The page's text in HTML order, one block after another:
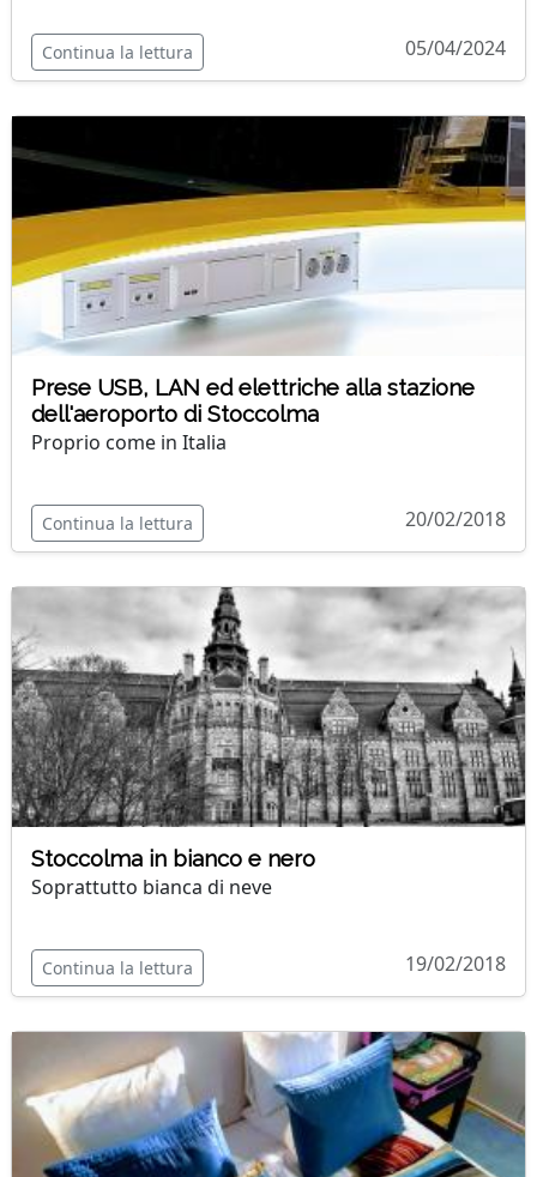
Continua la lettura 05/04/2024
Prese USB, LAN ed elettriche alla stazione
dell'aeroporto di Stoccolma
Proprio come in Italia
Continua la lettura 20/02/2018
Stoccolma in bianco e nero
Soprattutto bianca di neve
Continua la lettura 19/02/2018